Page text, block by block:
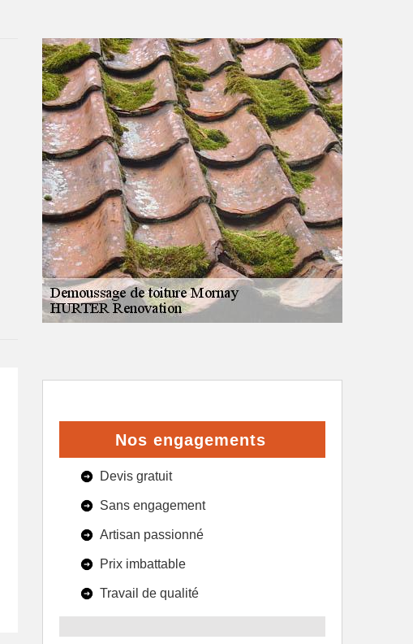
Nos engagements
Devis gratuit
Sans engagement
Artisan passionné
Prix imbattable
Travail de qualité